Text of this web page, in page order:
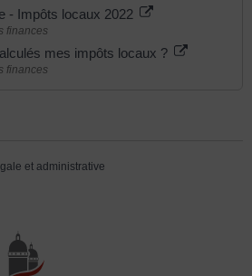
- Impôts locaux 2022
finances
mes impôts locaux ?
finances
et administrative